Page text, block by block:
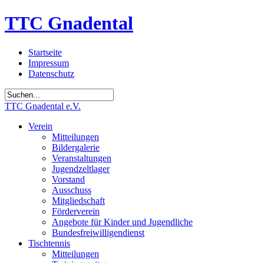
TTC Gnadental
Startseite
Impressum
Datenschutz
TTC Gnadental e.V.
Verein
Mitteilungen
Bildergalerie
Veranstaltungen
Jugendzeltlager
Vorstand
Ausschuss
Mitgliedschaft
Förderverein
Angebote für Kinder und Jugendliche
Bundesfreiwilligendienst
Tischtennis
Mitteilungen